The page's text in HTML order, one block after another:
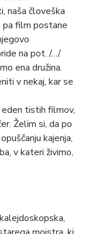
naša človeška
pa film postane
na pot. /…/
ena družina.
v nekaj, kar se
tistih filmov,
Želim si, da po
kajenja,
v kateri živimo,